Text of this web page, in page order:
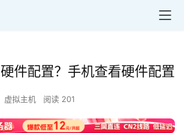
件配置？手机查看硬件配置
虚拟主机 阅读 201